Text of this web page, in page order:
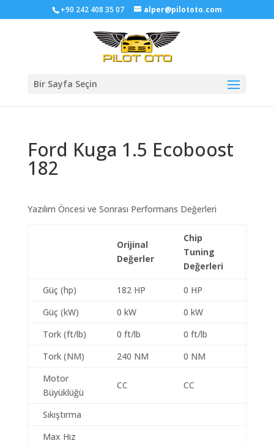
+90 242 408 35 07 alper@pilototo.com
Bir Sayfa Seçin
Ford Kuga 1.5 Ecoboost
182
Yazılım Öncesi ve Sonrası Performans Değerleri
Orijinal
Değerler
Chip
Tuning
Değerleri
Güç (hp) 182 HP
0 HP
Güç (kW)
0 kW
0 kW
Tork (ft/lb)
0 ft/lb
0 ft/lb
Tork (NM)
240 NM
0 NM
Motor
Büyüklüğü
CC CC
Sıkıştırma
Max Hız